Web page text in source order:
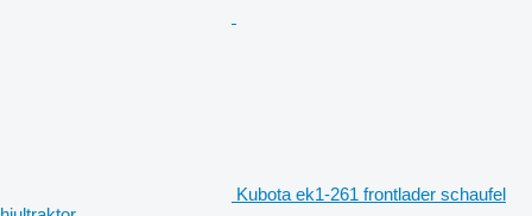
Kubota ek1-261 frontlader schaufel